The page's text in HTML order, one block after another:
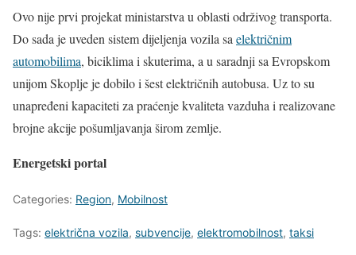
Ovo nije prvi projekat ministarstva u oblasti održivog transporta.
Do sada je uveden sistem dijeljenja vozila saelektričnim
automobilima, biciklima i skuterima, a u saradnji sa Evropskom
unijom Skoplje je dobilo i šest električnih autobusa. Uz to su
unapređeni kapaciteti za praćenje kvaliteta vazduha i realizovane
brojne akcije pošumljavanja širom zemlje.
Energetski portal
Categories: Region, Mobilnost
Tags: električna vozila, subvencije, elektromobilnost, taksi